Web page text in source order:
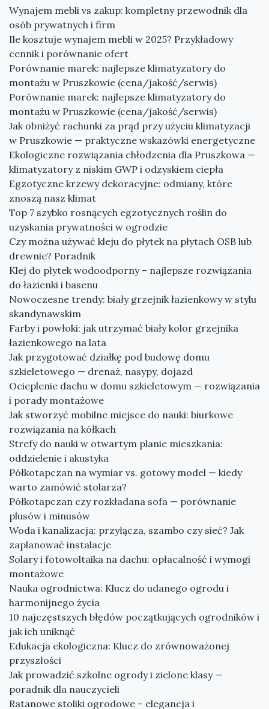
Wynajem mebli vs zakup: kompletny przewodnik dla
osób prywatnych i firm
Ile kosztuje wynajem mebli w 2025? Przykładowy
cennik i porównanie ofert
Porównanie marek: najlepsze klimatyzatory do
montażu w Pruszkowie (cena/jakość/serwis)
Porównanie marek: najlepsze klimatyzatory do
montażu w Pruszkowie (cena/jakość/serwis)
Jak obniżyć rachunki za prąd przy użyciu klimatyzacji
w Pruszkowie — praktyczne wskazówki energetyczne
Ekologiczne rozwiązania chłodzenia dla Pruszkowa —
klimatyzatory z niskim GWP i odzyskiem ciepła
Egzotyczne krzewy dekoracyjne: odmiany, które
znoszą nasz klimat
Top 7 szybko rosnących egzotycznych roślin do
uzyskania prywatności w ogrodzie
Czy można używać kleju do płytek na płytach OSB lub
drewnie? Poradnik
Klej do płytek wodoodporny – najlepsze rozwiązania
do łazienki i basenu
Nowoczesne trendy: biały grzejnik łazienkowy w stylu
skandynawskim
Farby i powłoki: jak utrzymać biały kolor grzejnika
łazienkowego na lata
Jak przygotować działkę pod budowę domu
szkieletowego — drenaż, nasypy, dojazd
Ocieplenie dachu w domu szkieletowym — rozwiązania
i porady montażowe
Jak stworzyć mobilne miejsce do nauki: biurkowe
rozwiązania na kółkach
Strefy do nauki w otwartym planie mieszkania:
oddzielenie i akustyka
Półkotapczan na wymiar vs. gotowy model — kiedy
warto zamówić stolarza?
Półkotapczan czy rozkładana sofa — porównanie
plusów i minusów
Woda i kanalizacja: przyłącza, szambo czy sieć? Jak
zaplanować instalacje
Solary i fotowoltaika na dachu: opłacalność i wymogi
montażowe
Nauka ogrodnictwa: Klucz do udanego ogrodu i
harmonijnego życia
10 najczęstszych błędów początkujących ogrodników i
jak ich uniknąć
Edukacja ekologiczna: Klucz do zrównoważonej
przyszłości
Jak prowadzić szkolne ogrody i zielone klasy —
poradnik dla nauczycieli
Ratanowe stoliki ogrodowe – elegancja i